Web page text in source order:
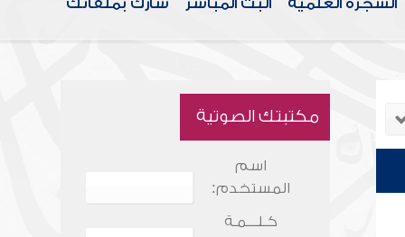
الشجرة العلمية البث المباشر شارك بملفاتك
مكتبتك الصوتية
اسم
المستخدم:
كـلـــمـة